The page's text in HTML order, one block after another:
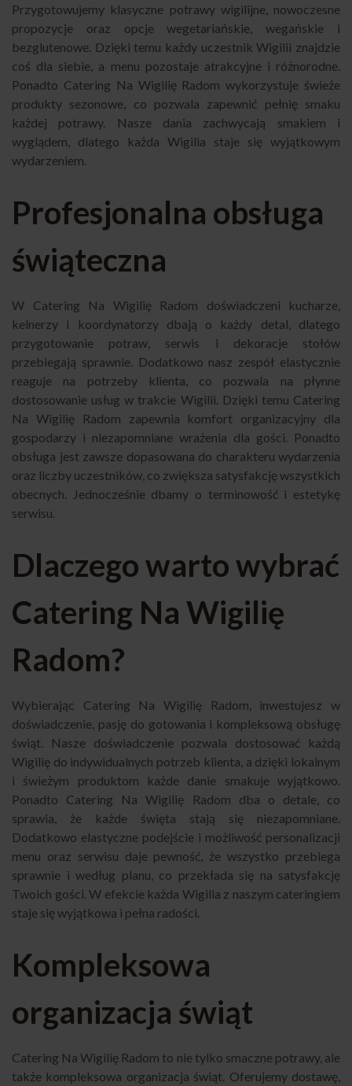
Przygotowujemy klasyczne potrawy wigilijne, nowoczesne
propozycje oraz opcje wegetariańskie, wegańskie i
bezglutenowe. Dzięki temu każdy uczestnik Wigilii znajdzie
coś dla siebie, a menu pozostaje atrakcyjne i różnorodne.
Ponadto Catering Na Wigilię Radom wykorzystuje świeże
produkty sezonowe, co pozwala zapewnić pełnię smaku
każdej potrawy. Nasze dania zachwycają smakiem i
wyglądem, dlatego każda Wigilia staje się wyjątkowym
wydarzeniem.
Profesjonalna obsługa
świąteczna
W Catering Na Wigilię Radom doświadczeni kucharze,
kelnerzy i koordynatorzy dbają o każdy detal, dlatego
przygotowanie potraw, serwis i dekoracje stołów
przebiegają sprawnie. Dodatkowo nasz zespół elastycznie
reaguje na potrzeby klienta, co pozwala na płynne
dostosowanie usług w trakcie Wigilii. Dzięki temu Catering
Na Wigilię Radom zapewnia komfort organizacyjny dla
gospodarzy i niezapomniane wrażenia dla gości. Ponadto
obsługa jest zawsze dopasowana do charakteru wydarzenia
oraz liczby uczestników, co zwiększa satysfakcję wszystkich
obecnych. Jednocześnie dbamy o terminowość i estetykę
serwisu.
Dlaczego warto wybrać
Catering Na Wigilię
Radom?
Wybierając Catering Na Wigilię Radom, inwestujesz w
doświadczenie, pasję do gotowania i kompleksową obsługę
świąt. Nasze doświadczenie pozwala dostosować każdą
Wigilię do indywidualnych potrzeb klienta, a dzięki lokalnym
i świeżym produktom każde danie smakuje wyjątkowo.
Ponadto Catering Na Wigilię Radom dba o detale, co
sprawia, że każde święta stają się niezapomniane.
Dodatkowo elastyczne podejście i możliwość personalizacji
menu oraz serwisu daje pewność, że wszystko przebiega
sprawnie i według planu, co przekłada się na satysfakcję
Twoich gości. W efekcie każda Wigilia z naszym cateringiem
staje się wyjątkowa i pełna radości.
Kompleksowa
organizacja świąt
Catering Na Wigilię Radom to nie tylko smaczne potrawy, ale
także kompleksowa organizacja świąt. Oferujemy dostawę,